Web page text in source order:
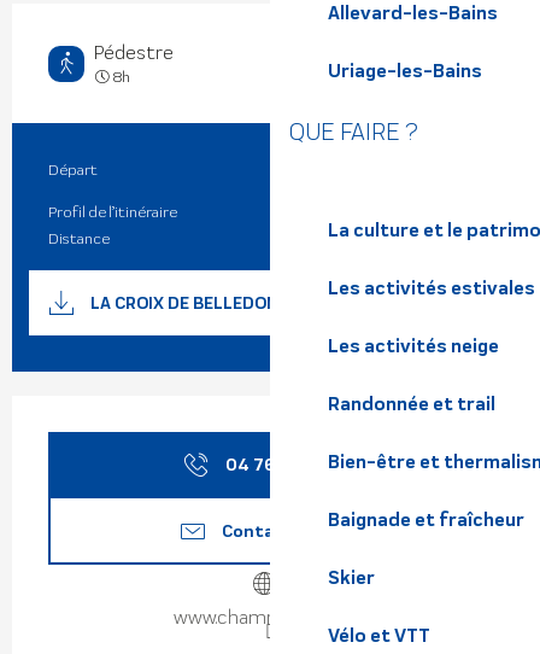
Allevard-les-Bains
Uriage-les-Bains
QUE FAIRE ?
La culture et le
Les activités estivales
Les activités neige
Randonnée et trail
Bien-être et
Baignade et fraîcheur
Skier
Vélo et VTT
Pédestre
8h Très difficile
Informations pratiques
Départ
Profil de l’itinéraire
Distance 10.0 km
Documentation
LA CROIX DE BELLEDONNE
Ouverture et coordonnées
04 76 89 92▒▒
Contactez-nous
www.chamrousse.com